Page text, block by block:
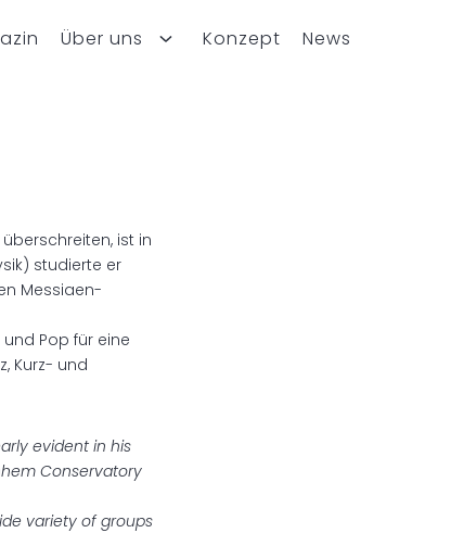
Über uns Konzept News
ist in
studierte er
Messiaen-
Pop für eine
Kurz- und
evident in his
Conservatory
variety of groups